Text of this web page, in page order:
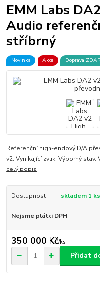
EMM Labs
Audio
stříbrný
Novinka Akce Doprava
Referenční high-endový D/A
v2. Vynikající zvuk. Výborný
celý popis
Dostupnost skladem 1 ks
Nejsme plátci DPH
350 000 Kč/ks
Přidat